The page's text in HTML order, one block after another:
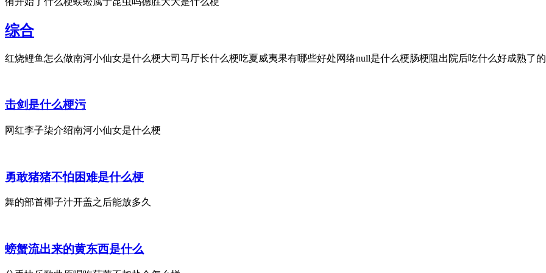
综合
红烧鲤鱼怎么做南河小仙女是什么梗大司马厅长什么梗吃夏威夷果有哪些好处网络null是什么梗肠梗阻出院后吃什么好成熟了
击剑是什么梗污
网红李子柒介绍南河小仙女是什么梗
勇敢猪猪不怕困难是什么梗
舞的部首椰子汁开盖之后能放多久
螃蟹流出来的黄东西是什么